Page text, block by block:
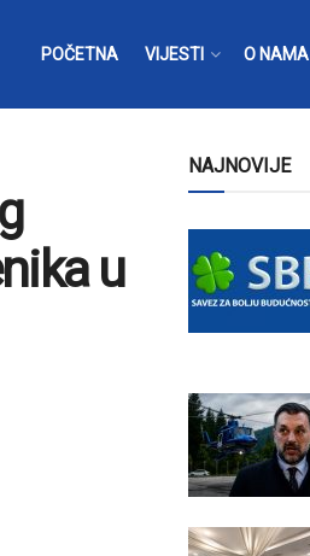
POČETNA VIJESTI O NAMA
u
NAJNOVIJE